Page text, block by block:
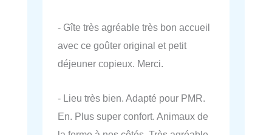
- Gîte très agréable très bon accueil
avec ce goûter original et petit
déjeuner copieux. Merci.
- Lieu très bien. Adapté pour PMR.
En. Plus super confort. Animaux de